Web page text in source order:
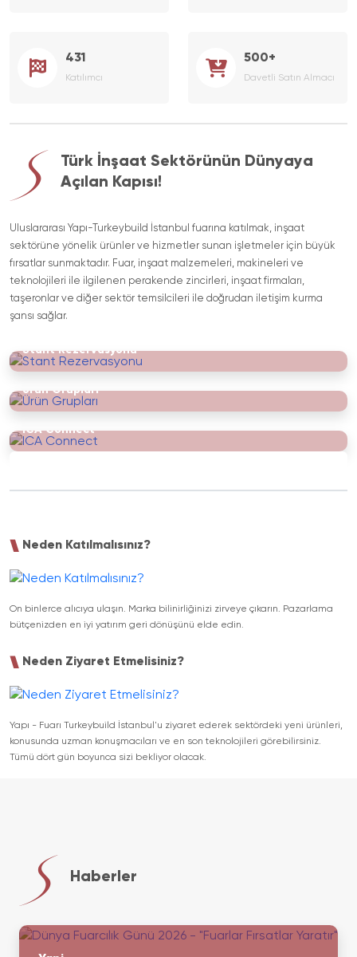
431
Katılımcı
500+
Davetli Satın Almacı
Türk İnşaat Sektörünün Dünyaya
Açılan Kapısı!
Uluslararası Yapı-Turkeybuild İstanbul fuarına katılmak, inşaat
sektörüne yönelik ürünler ve hizmetler sunan işletmeler için büyük
fırsatlar sunmaktadır. Fuar, inşaat malzemeleri, makineleri ve
teknolojileri ile ilgilenen perakende zincirleri, inşaat firmaları,
taşeronlar ve diğer sektör temsilcileri ile doğrudan iletişim kurma
şansı sağlar.
Stant Rezervasyonu
Ürün Grupları
ICA Connect
Neden Katılmalısınız?
On binlerce alıcıya ulaşın. Marka bilinirliğinizi zirveye çıkarın. Pazarlama
bütçenizden en iyi yatırım geri dönüşünü elde edin.
Neden Ziyaret Etmelisiniz?
Yapı - Fuarı Turkeybuild İstanbul'u ziyaret ederek sektördeki yeni ürünleri,
konusunda uzman konuşmacıları ve en son teknolojileri görebilirsiniz.
Tümü dört gün boyunca sizi bekliyor olacak.
Haberler